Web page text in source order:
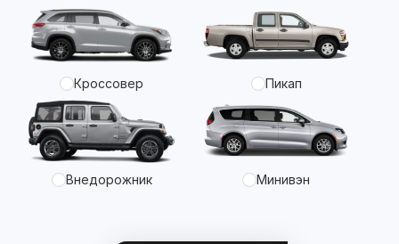
Кроссовер Пикап
Внедорожник Минивэн